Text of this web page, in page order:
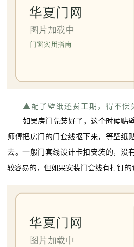
▲配了壁纸还费工期，得不偿
如果房门先装好了，这个时候贴
师傅把房门的门套线抠下来，等壁纸
去。一般门套线设计卡扣安装的，没
较容易的，但如果安装门套线有打钉的